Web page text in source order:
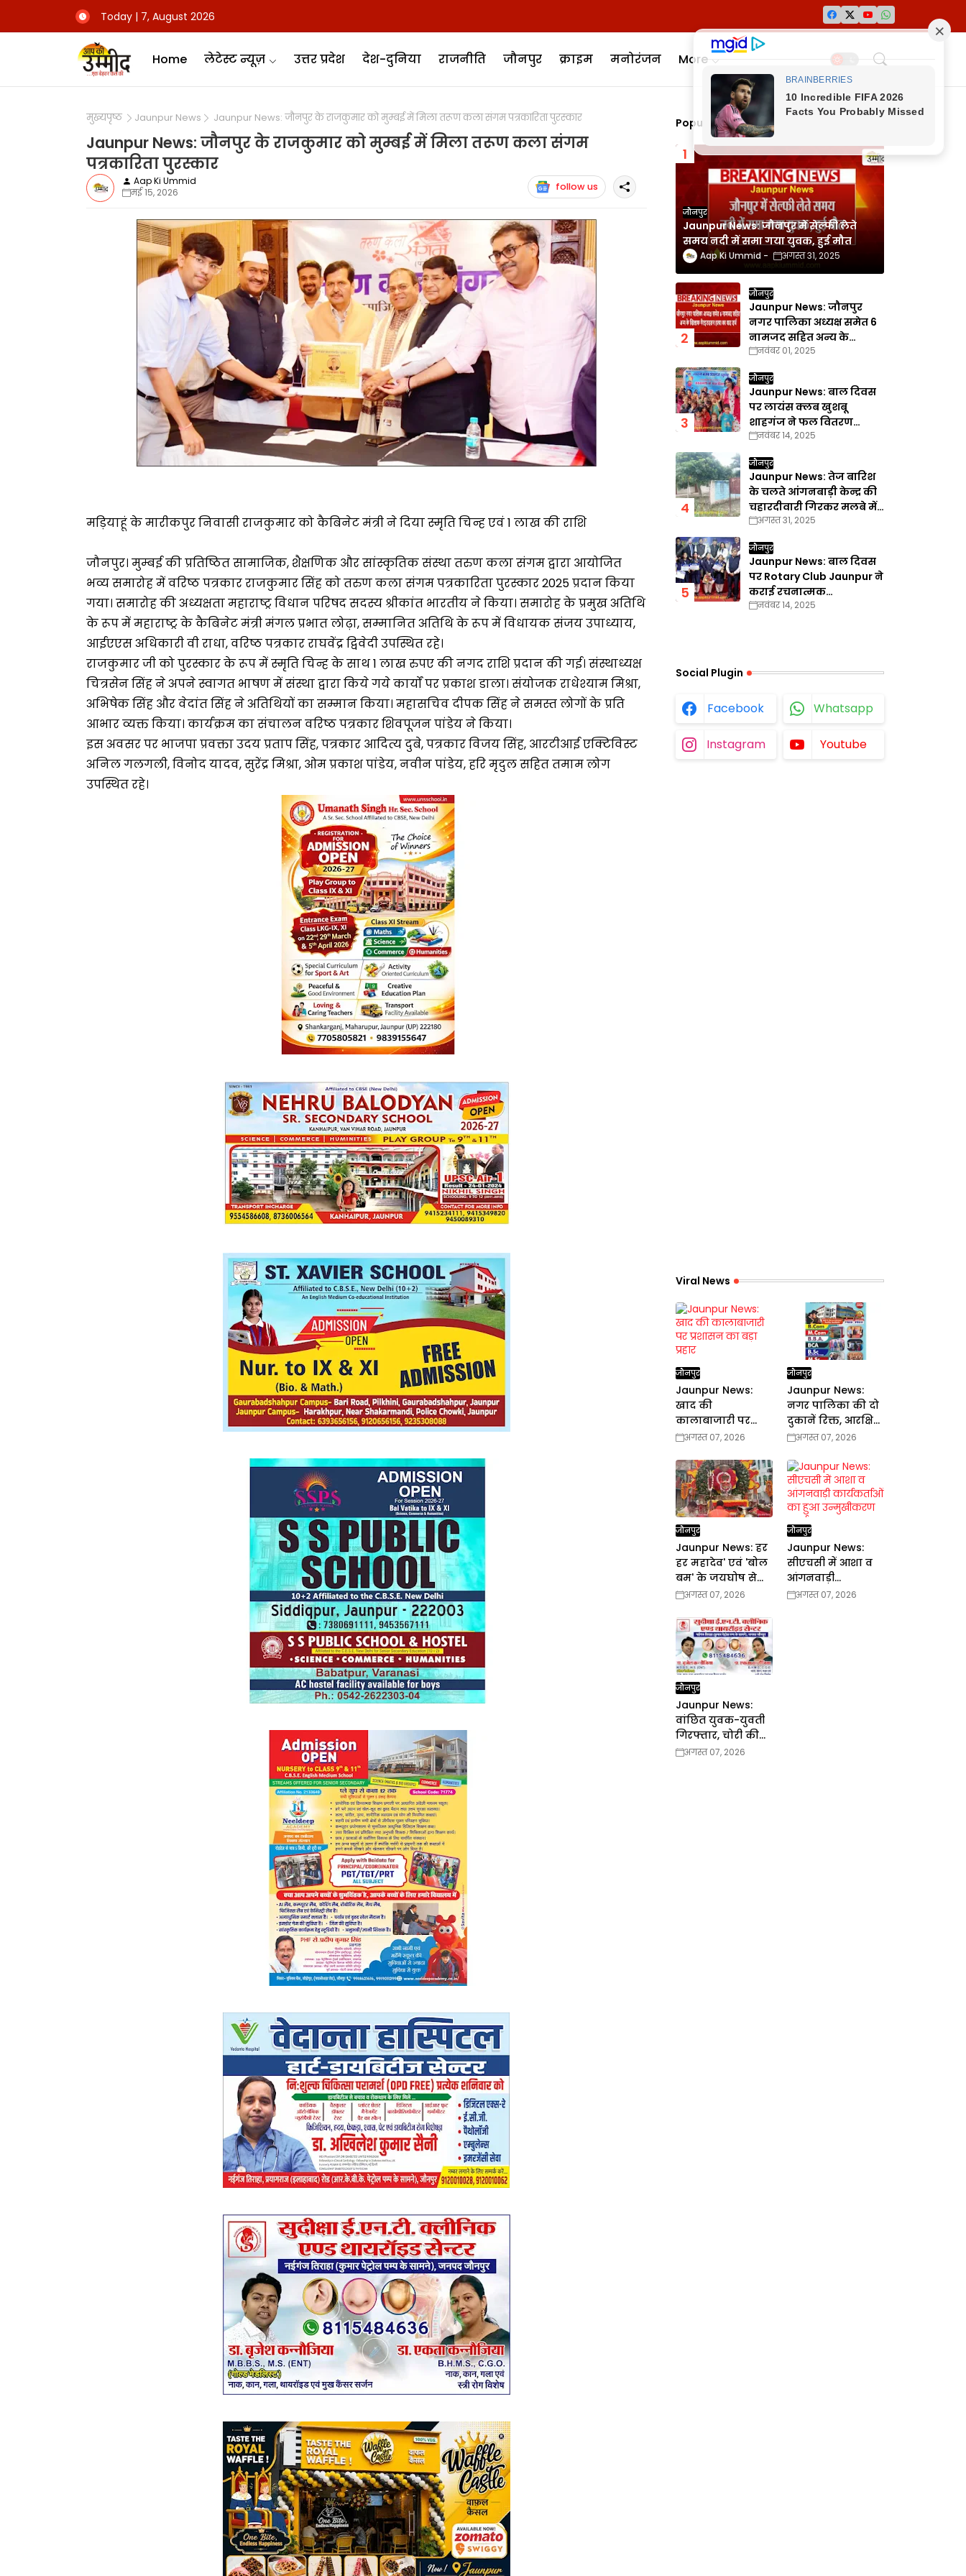
Today | 7, August 2026
Home लेटेस्ट न्यूज़ उत्तर प्रदेश देश-दुनिया राजनीति जौनपुर क्राइम मनोरंजन More
मुख्यपृष्ठ Jaunpur News Jaunpur News: जौनपुर के राजकुमार को मुम्बई में मिला तरूण कला संगम पत्रकारिता पुरस्कार
Jaunpur News: जौनपुर के राजकुमार को मुम्बई में मिला तरूण कला संगम
पत्रकारिता पुरस्कार
Aap Ki Ummid
मई 15, 2026
follow us
मड़ियाहूं के मारीकपुर निवासी राजकुमार को कैबिनेट मंत्री ने दिया स्मृति चिन्ह एवं 1 लाख की राशि
जौनपुर। मुम्बई की प्रतिष्ठित सामाजिक, शैक्षणिक और सांस्कृतिक संस्था तरुण कला संगम द्वारा आयोजित
भव्य समारोह में वरिष्ठ पत्रकार राजकुमार सिंह को तरुण कला संगम पत्रकारिता पुरस्कार 2025 प्रदान किया
गया। समारोह की अध्यक्षता महाराष्ट्र विधान परिषद सदस्य श्रीकांत भारतीय ने किया। समारोह के प्रमुख अतिथि
के रूप में महाराष्ट्र के कैबिनेट मंत्री मंगल प्रभात लोढ़ा, सम्मानित अतिथि के रूप में विधायक संजय उपाध्याय,
आईएएस अधिकारी वी राधा, वरिष्ठ पत्रकार राघवेंद्र द्विवेदी उपस्थित रहे।
राजकुमार जी को पुरस्कार के रूप में स्मृति चिन्ह के साथ 1 लाख रुपए की नगद राशि प्रदान की गई। संस्थाध्यक्ष
चित्रसेन सिंह ने अपने स्वागत भाषण में संस्था द्वारा किये गये कार्यों पर प्रकाश डाला। संयोजक राधेश्याम मिश्रा,
अभिषेक सिंह और वेदांत सिंह ने अतिथियों का सम्मान किया। महासचिव दीपक सिंह ने समस्त लोगों के प्रति
आभार व्यक्त किया। कार्यक्रम का संचालन वरिष्ठ पत्रकार शिवपूजन पांडेय ने किया।
इस अवसर पर भाजपा प्रवक्ता उदय प्रताप सिंह, पत्रकार आदित्य दुबे, पत्रकार विजय सिंह, आरटीआई एक्टिविस्ट
अनिल गलगली, विनोद यादव, सुरेंद्र मिश्रा, ओम प्रकाश पांडेय, नवीन पांडेय, हरि मृदुल सहित तमाम लोग
उपस्थित रहे।
Popular Posts
जौनपुर
Jaunpur News: जौनपुर में सेल्फी लेते
समय नदी में समा गया युवक, हुई मौत
Aap Ki Ummid अगस्त 31, 2025
जौनपुर
Jaunpur News: जौनपुर
नगर पालिका अध्यक्ष समेत 6
नामजद सहित अन्य के
खिलाफ गैरइरादतन हत्या का
नवंबर 01, 2025
जौनपुर
Jaunpur News: बाल दिवस
पर लायंस क्लब खुशबू
शाहगंज ने फल वितरण
कार्यक्रम का किया आयोजन
नवंबर 14, 2025
जौनपुर
Jaunpur News: तेज बारिश
के चलते आंगनबाड़ी केन्द्र की
चहारदीवारी गिरकर मलबे में
तब्दील
अगस्त 31, 2025
जौनपुर
Jaunpur News: बाल दिवस
पर Rotary Club Jaunpur ने
कराई रचनात्मक
प्रतियोगिताएँ
नवंबर 14, 2025
Social Plugin
Facebook Whatsapp
Instagram Youtube
Viral News
जौनपुर
Jaunpur News:
खाद की
कालाबाजारी पर
प्रशासन का बड़ा
अगस्त 07, 2026
जौनपुर
Jaunpur News:
नगर पालिका की दो
दुकानें रिक्त, आरक्षित
वर्ग के लिये आवेदन
अगस्त 07, 2026
जौनपुर
Jaunpur News: हर
हर महादेव' एवं 'बोल
बम' के जयघोष से
गूंज उठा जौनपुर
अगस्त 07, 2026
जौनपुर
Jaunpur News:
सीएचसी में आशा व
आंगनवाड़ी
कार्यकर्ताओं का हुआ
अगस्त 07, 2026
जौनपुर
Jaunpur News:
वांछित युवक-युवती
गिरफ्तार, चोरी की
पायल बरामद
अगस्त 07, 2026